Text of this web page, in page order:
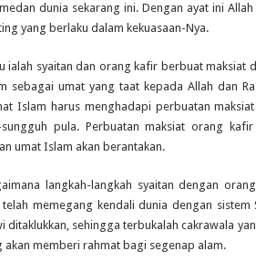
dunia sekarang ini. Dengan ayat ini Allah
yang berlaku dalam kekuasaan-Nya.
ialah syaitan dan orang kafir berbuat maksiat
sebagai umat yang taat kepada Allah dan
Islam harus menghadapi perbuatan
pula. Perbuatan maksiat orang
umat Islam akan berantakan.
langkah-langkah syaitan dengan
memegang kendali dunia dengan sistem
ditaklukkan, sehingga terbukalah cakrawala
akan memberi rahmat bagi segenap alam.